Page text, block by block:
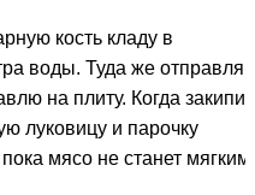
кость кладу в
воды. Туда же
на плиту. Когда закипит,
луковицу и парочку
мясо не станет мягким.